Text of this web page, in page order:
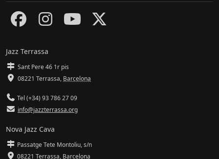
Jazz Terrassa
Sant Pere 46 1r pis
08221 Terrassa, Barcelona
Tel (+34) 93 786 27 09
info@jazzterrassa.org
Nova Jazz Cava
Passatge Tete Montoliu, s/n
08221 Terrassa, Barcelona